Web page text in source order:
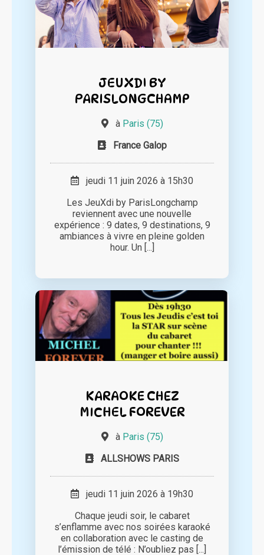
JEUXDI BY
PARISLONGCHAMP
à Paris (75)
France Galop
jeudi 11 juin 2026 à 15h30
Les JeuXdi by ParisLongchamp
reviennent avec une nouvelle
expérience : 9 dates, 9 destinations, 9
ambiances à vivre en pleine golden
hour. Un [...]
KARAOKE CHEZ
MICHEL FOREVER
à Paris (75)
ALLSHOWS PARIS
jeudi 11 juin 2026 à 19h30
Chaque jeudi soir, le cabaret
s’enflamme avec nos soirées karaoké
en collaboration avec le casting de
l’émission de télé : N’oubliez pas [...]